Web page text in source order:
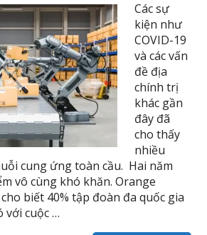
Các sự
kiện như
COVID-19
và các vấn
đề địa
chính trị
khác gần
đây đã
cho thấy
nhiều
cung ứng toàn cầu. Hai năm
vô cùng khó khăn. Orange
biết 40% tập đoàn đa quốc gia
với cuộc …